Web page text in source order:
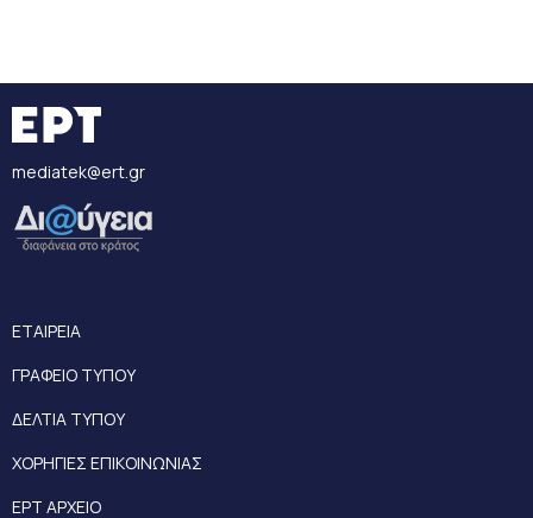
mediatek@ert.gr
ΕΤΑΙΡΕΙΑ
ΓΡΑΦΕΙΟ ΤΥΠΟΥ
ΔΕΛΤΙΑ ΤΥΠΟΥ
ΧΟΡΗΓΙΕΣ ΕΠΙΚΟΙΝΩΝΙΑΣ
ΕΡΤ ΑΡΧΕΙΟ